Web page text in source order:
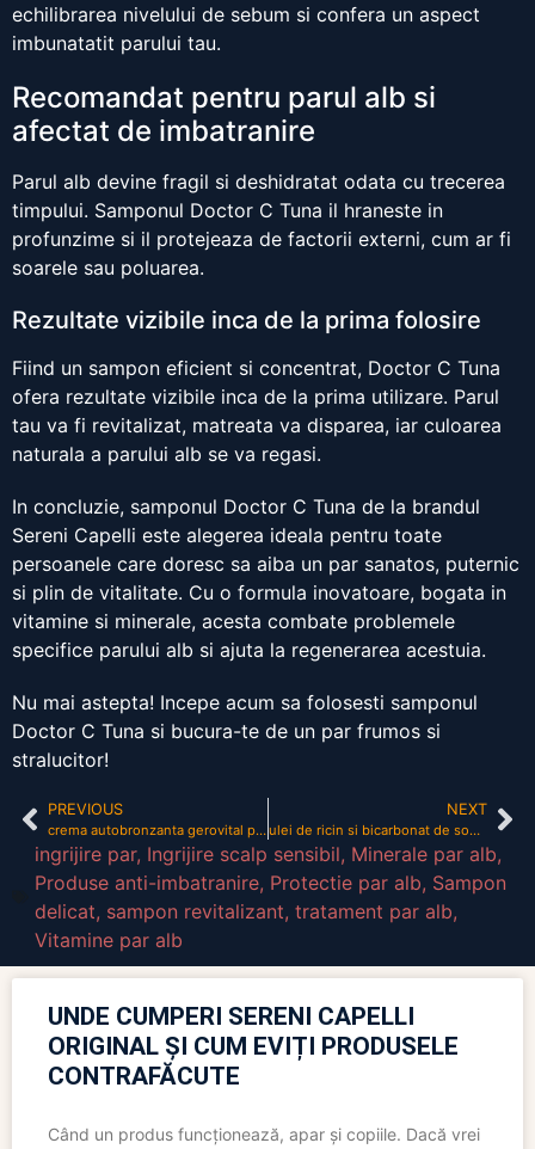
echilibrarea nivelului de sebum si confera un aspect
imbunatatit parului tau.
Recomandat pentru parul alb si
afectat de imbatranire
Parul alb devine fragil si deshidratat odata cu trecerea
timpului. Samponul Doctor C Tuna il hraneste in
profunzime si il protejeaza de factorii externi, cum ar fi
soarele sau poluarea.
Rezultate vizibile inca de la prima folosire
Fiind un sampon eficient si concentrat, Doctor C Tuna
ofera rezultate vizibile inca de la prima utilizare. Parul
tau va fi revitalizat, matreata va disparea, iar culoarea
naturala a parului alb se va regasi.
In concluzie, samponul Doctor C Tuna de la brandul
Sereni Capelli este alegerea ideala pentru toate
persoanele care doresc sa aiba un par sanatos, puternic
si plin de vitalitate. Cu o formula inovatoare, bogata in
vitamine si minerale, acesta combate problemele
specifice parului alb si ajuta la regenerarea acestuia.
Nu mai astepta! Incepe acum sa folosesti samponul
Doctor C Tuna si bucura-te de un par frumos si
stralucitor!
PREVIOUS
crema autobronzanta gerovital pareri
NEXT
ulei de ricin si bicarbonat de sodiu pentru par
ingrijire par, Ingrijire scalp sensibil, Minerale par alb,
Produse anti-imbatranire, Protectie par alb, Sampon
delicat, sampon revitalizant, tratament par alb,
Vitamine par alb
UNDE CUMPERI SERENI CAPELLI
ORIGINAL ȘI CUM EVIȚI PRODUSELE
CONTRAFĂCUTE
Când un produs funcționează, apar și copiile. Dacă vrei